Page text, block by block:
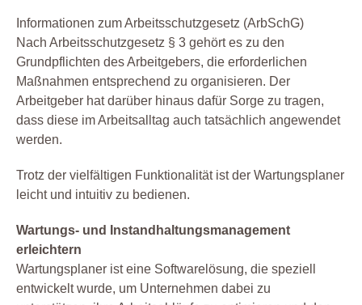
Informationen zum Arbeitsschutzgesetz (ArbSchG)
Nach Arbeitsschutzgesetz § 3 gehört es zu den
Grundpflichten des Arbeitgebers, die erforderlichen
Maßnahmen entsprechend zu organisieren. Der
Arbeitgeber hat darüber hinaus dafür Sorge zu tragen,
dass diese im Arbeitsalltag auch tatsächlich angewendet
werden.
Trotz der vielfältigen Funktionalität ist der Wartungsplaner
leicht und intuitiv zu bedienen.
Wartungs- und Instandhaltungsmanagement
erleichtern
Wartungsplaner ist eine Softwarelösung, die speziell
entwickelt wurde, um Unternehmen dabei zu